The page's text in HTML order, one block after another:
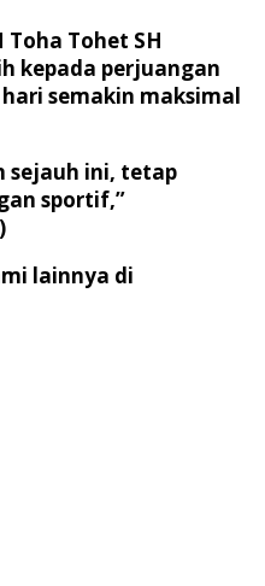
Tohet SH
kepada perjuangan
semakin maksimal
sejauh ini, tetap
sportif,”
lainnya di